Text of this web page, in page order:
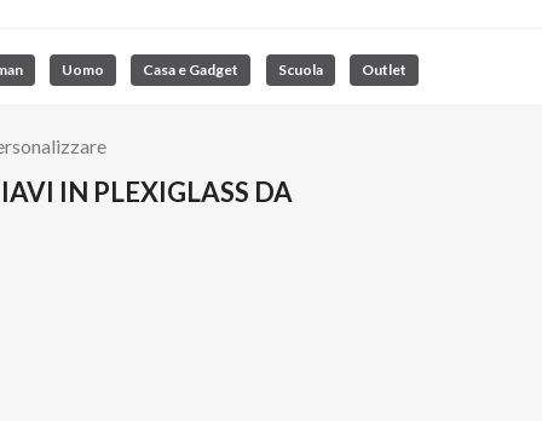
Uomo Casa e Gadget Scuola Outlet
IN PLEXIGLASS DA